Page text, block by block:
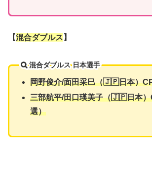
【混合ダブルス 】
混合ダブルス 日本選手
岡野俊介/面田采巳（🇯🇵日本）
三部航平/田口瑛美子（🇯🇵日本）
選）